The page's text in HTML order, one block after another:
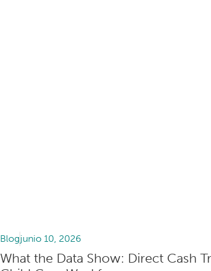
Blogjunio 10, 2026
What the Data Show: Direct Cash